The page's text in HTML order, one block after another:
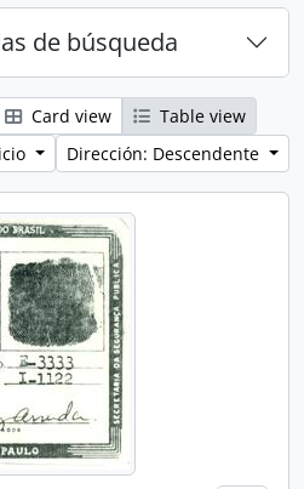
de búsqueda
Card view
Table view
Dirección: Descendente